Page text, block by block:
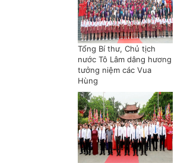
Tổng Bí thư, Chủ tịch
nước Tô Lâm dâng hương
tưởng niệm các Vua
Hùng